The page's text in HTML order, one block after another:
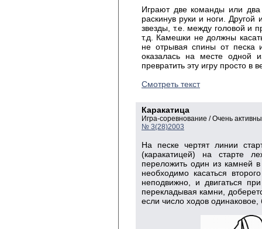
Играют две команды или два
раскинув руки и ноги.
звезды, т.е. между головой и
т.д. Камешки не должны
не отрывая спины от песка
оказалась на месте одной
превратить эту игру просто в
Смотреть текст
Каракатица
Игра-соревнование / Очень
№ 3(28)2003
На песке чертят линии
(каракатицей) на старте
переложить один из камней
необходимо касаться
неподвижно, и двигаться
перекладывая камни,
если число ходов одинаковое,